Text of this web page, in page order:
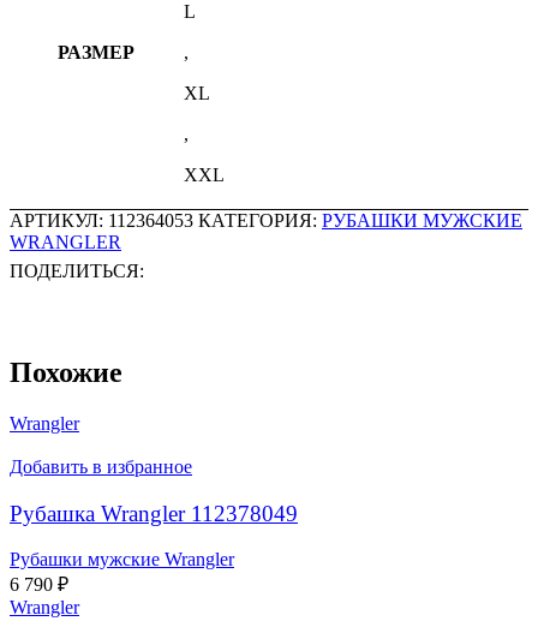
РАЗМЕР
L
,
XL
,
XXL
АРТИКУЛ: 112364053 КАТЕГОРИЯ: РУБАШКИ МУЖСКИЕ
WRANGLER
ПОДЕЛИТЬСЯ:
Похожие
Wrangler
Добавить в избранное
Рубашка Wrangler 112378049
Рубашки мужские Wrangler
6 790 ₽
Wrangler